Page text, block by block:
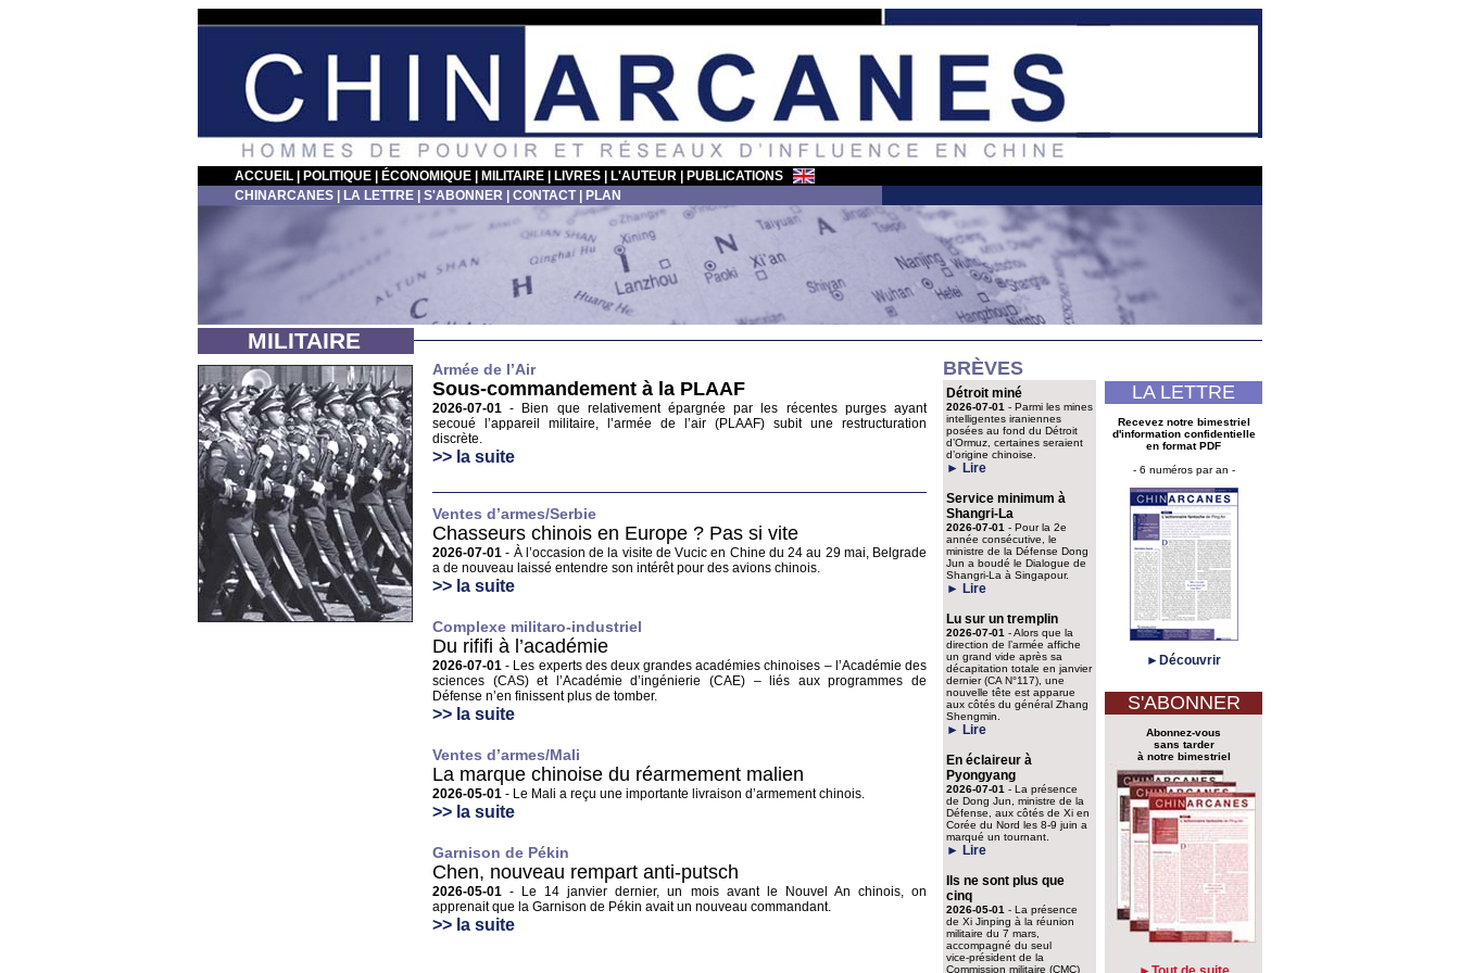
ACCUEIL POLITIQUE ÉCONOMIQUE MILITAIRE LIVRES L'AUTEUR
PUBLICATIONS
CHINARCANES
LA LETTRE S'ABONNER CONTACT| PLAN
MILITAIRE
Armée de l’Air
Sous-commandement à la PLAAF
2026-07-01 - Bien que relativement épargnée par les récentes purges ayant
secoué l’appareil militaire, l’armée de l’air (PLAAF) subit une restructuration
discrète.
>> la suite
Ventes d’armes/Serbie
Chasseurs chinois en Europe ? Pas si vite
2026-07-01 - À l’occasion de la visite de Vucic en Chine du 24 au 29 mai, Belgrade
a de nouveau laissé entendre son intérêt pour des avions chinois.
>> la suite
Complexe militaro-industriel
Du rififi à l’académie
2026-07-01 - Les experts des deux grandes académies chinoises – l’Académie des
sciences (CAS) et l’Académie d’ingénierie (CAE) – liés aux programmes de
Défense n’en finissent plus de tomber.
>> la suite
Ventes d’armes/Mali
La marque chinoise du réarmement malien
2026-05-01 - Le Mali a reçu une importante livraison d’armement chinois.
>> la suite
Garnison de Pékin
Chen, nouveau rempart anti‑putsch
2026-05-01 - Le 14 janvier dernier, un mois avant le Nouvel An chinois, on
apprenait que la Garnison de Pékin avait un nouveau commandant.
>> la suite
BRÈVES
Détroit miné
2026-07-01 - Parmi les mines
intelligentes iraniennes
posées au fond du Détroit
d’Ormuz, certaines seraient
d’origine chinoise.
► Lire
Service minimum à
Shangri‑La
2026-07-01 - Pour la 2e
année consécutive, le
ministre de la Défense Dong
Jun a boudé le Dialogue de
Shangri‑La à Singapour.
► Lire
Lu sur un tremplin
2026-07-01 - Alors que la
direction de l’armée affiche
un grand vide après sa
décapitation totale en janvier
dernier (CA N°117), une
nouvelle tête est apparue
aux côtés du général Zhang
Shengmin.
► Lire
En éclaireur à
Pyongyang
2026-07-01 - La présence
de Dong Jun, ministre de la
Défense, aux côtés de Xi en
Corée du Nord les 8-9 juin a
marqué un tournant.
► Lire
Ils ne sont plus que
cinq
2026-05-01 - La présence
de Xi Jinping à la réunion
militaire du 7 mars,
accompagné du seul
vice‑président de la
Commission militaire (CMC)
LA LETTRE
Recevez notre bimestriel
d'information confidentielle
en format PDF
- 6 numéros par an -
►Découvrir
S'ABONNER
Abonnez-vous
sans tarder
à notre bimestriel